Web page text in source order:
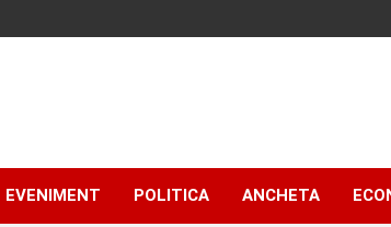
EVENIMENT POLITICA ANCHETA